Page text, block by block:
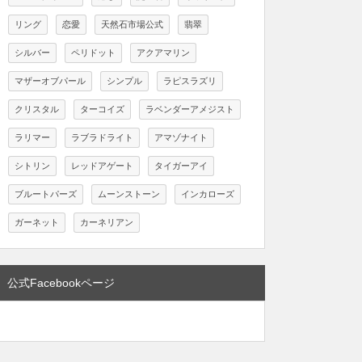
リング 恋愛 天然石市場公式 翡翠
シルバー ペリドット アクアマリン
マザーオブパール シンプル ラピスラズリ
クリスタル ターコイズ ラベンダーアメジスト
ラリマー ラブラドライト アマゾナイト
シトリン レッドアゲート タイガーアイ
ブルートパーズ ムーンストーン インカローズ
ガーネット カーネリアン
公式Facebookページ